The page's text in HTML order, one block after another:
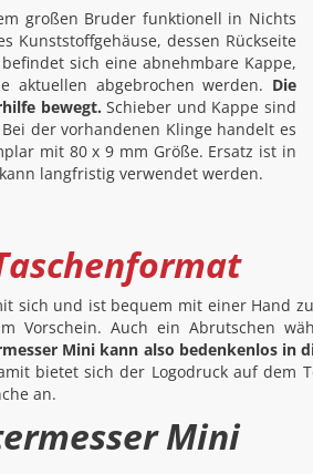
großen Bruder funktionell in Nichts
Kunststoffgehäuse, dessen Rückseite
sich eine abnehmbare Kappe,
aktuellen abgebrochen werden. Die
bewegt. Schieber und Kappe sind
der vorhandenen Klinge handelt es
mit 80 x 9 mm Größe. Ersatz ist in
langfristig verwendet werden.
sich und ist bequem mit einer Hand
Vorschein. Auch ein Abrutschen
Mini kann also bedenkenlos in
bietet sich der Logodruck auf dem
an.
Mini